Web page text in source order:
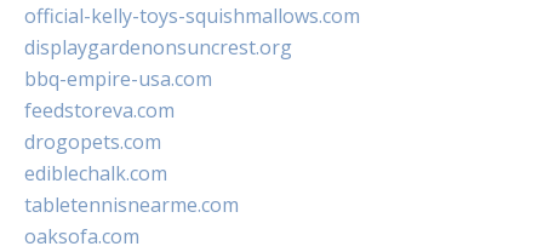
official-kelly-toys-squishmallows.com
displaygardenonsuncrest.org
bbq-empire-usa.com
feedstoreva.com
drogopets.com
ediblechalk.com
tabletennisnearme.com
oaksofa.com